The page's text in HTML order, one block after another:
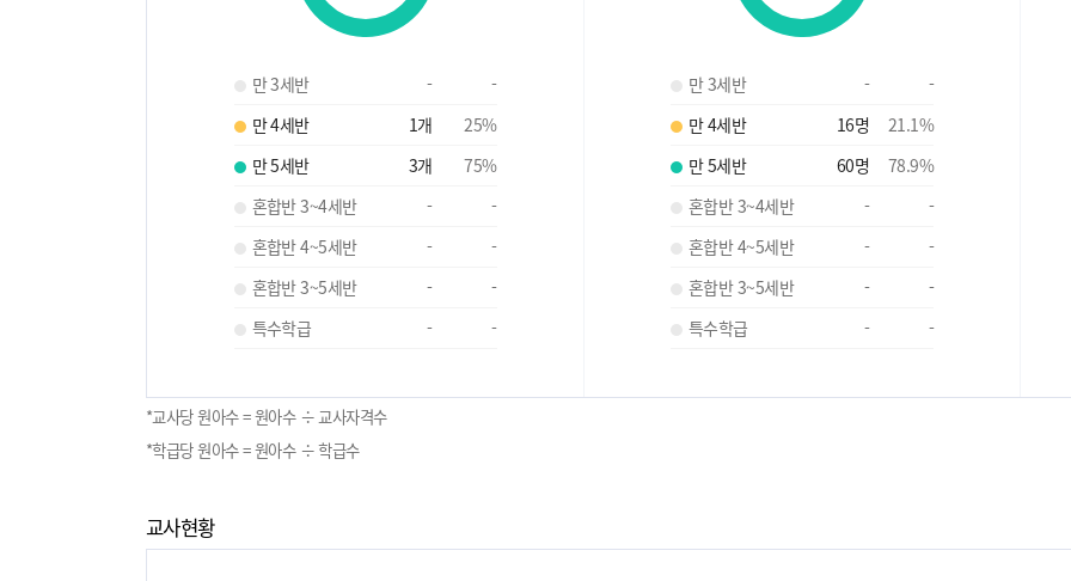
만 3세반 -
-
만 4세반
1개 25%
만 5세반
3개 75%
혼합반 3~4세반
-
-
혼합반 4~5세반
-
-
혼합반 3~5세반
-
-
특수학급
- -
만 3세반 -
-
만 4세반
16명 21.1%
만 5세반
60명 78.9%
혼합반 3~4세반
-
-
혼합반 4~5세반
-
-
혼합반 3~5세반
-
-
특수학급
- -
*교사당 원아수 = 원아수 ÷ 교사자격수
*학급당 원아수 = 원아수 ÷ 학급수
교사현황